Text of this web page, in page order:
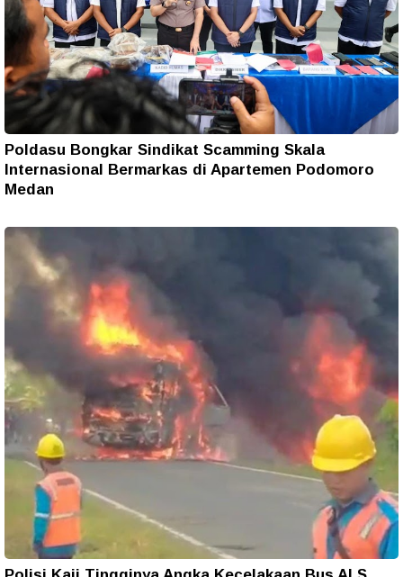
Poldasu Bongkar Sindikat Scamming Skala
Internasional Bermarkas di Apartemen Podomoro
Medan